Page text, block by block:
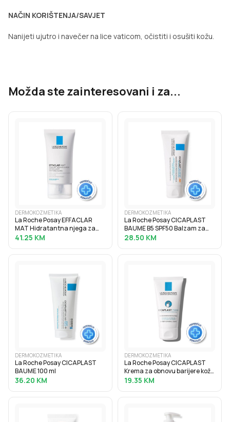
NAČIN KORIŠTENJA/SAVJET
Nanijeti ujutro i navečer na lice vaticom, očistiti i osušiti kožu.
Možda ste zainteresovani i za...
DERMOKOZMETIKA
La Roche Posay EFFACLAR
MAT Hidratantna njega za
lice s mat-efektom protiv sjaja,
41.25 KM
DERMOKOZMETIKA
La Roche Posay CICAPLAST
BAUME B5 SPF50 Balzam za
bebe, djecu i odrasle koji
28.50 KM
DERMOKOZMETIKA
La Roche Posay CICAPLAST
BAUME 100 ml
36.20 KM
DERMOKOZMETIKA
La Roche Posay CICAPLAST
Krema za obnovu barijere kože
ruku, 50 ml
19.35 KM